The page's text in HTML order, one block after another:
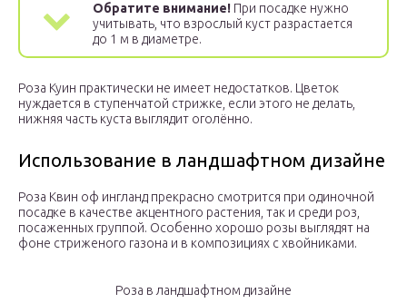
Обратите внимание! При посадке нужно
учитывать, что взрослый куст разрастается
до 1 м в диаметре.
Роза Куин практически не имеет недостатков. Цветок
нуждается в ступенчатой стрижке, если этого не делать,
нижняя часть куста выглядит оголённо.
Использование в ландшафтном дизайне
Роза Квин оф ингланд прекрасно смотрится при одиночной
посадке в качестве акцентного растения, так и среди роз,
посаженных группой. Особенно хорошо розы выглядят на
фоне стриженого газона и в композициях с хвойниками.
Роза в ландшафтном дизайне